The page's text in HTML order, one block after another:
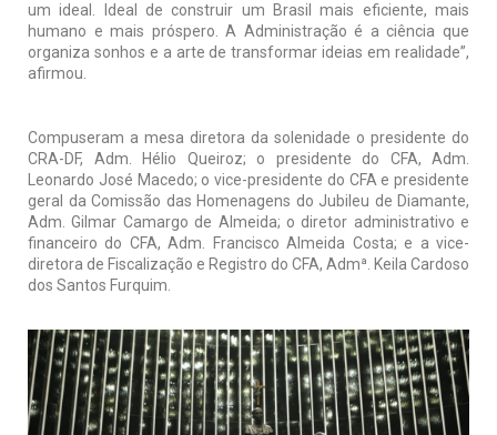
um ideal. Ideal de construir um Brasil mais eficiente, mais
humano e mais próspero. A Administração é a ciência que
organiza sonhos e a arte de transformar ideias em realidade”,
afirmou.
Compuseram a mesa diretora da solenidade o presidente do
CRA-DF, Adm. Hélio Queiroz; o presidente do CFA, Adm.
Leonardo José Macedo; o vice-presidente do CFA e presidente
geral da Comissão das Homenagens do Jubileu de Diamante,
Adm. Gilmar Camargo de Almeida; o diretor administrativo e
financeiro do CFA, Adm. Francisco Almeida Costa; e a vice-
diretora de Fiscalização e Registro do CFA, Admª. Keila Cardoso
dos Santos Furquim.